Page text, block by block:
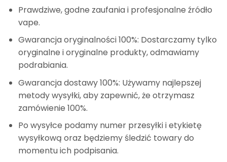
Prawdziwe, godne zaufania i profesjonalne źródło
vape.
Gwarancja oryginalności 100%: Dostarczamy tylko
oryginalne i oryginalne produkty, odmawiamy
podrabiania.
Gwarancja dostawy 100%: Używamy najlepszej
metody wysyłki, aby zapewnić, że otrzymasz
zamówienie 100%.
Po wysyłce podamy numer przesyłki i etykietę
wysyłkową oraz będziemy śledzić towary do
momentu ich podpisania.